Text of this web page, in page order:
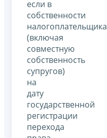
если в
собственности
налогоплательщика
(включая
совместную
собственность
супругов)
на
дату
государственной
регистрации
перехода